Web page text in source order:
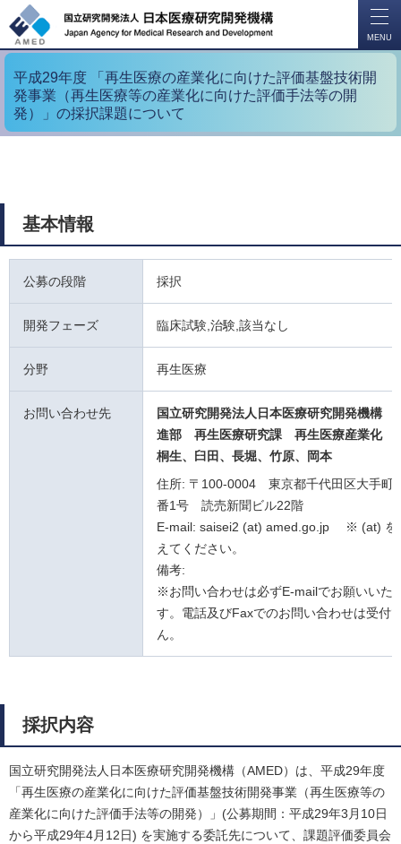
MENU
平成29年度 「再生医療の産業化に向けた評価基盤技術開
発事業（再生医療等の産業化に向けた評価手法等の開
発）」の採択課題について
基本情報
公募の段階 採択
開発フェーズ 臨床試験,治験,該当なし
分野 再生医療
お問い合わせ先
国立研究開発法人日本医療研究開発機構
進部 再生医療研究課
再生医療産業化
桐生、臼田、長堀、竹原、岡本
住所: 〒100-0004 東京都千代田区大手町
番1号 読売新聞ビル22階
E-mail: saisei2 (at) amed.go.jp ※ (at) を
えてください。
備考:
※お問い合わせは必ずE-mailでお願いいた
す。電話及びFaxでのお問い合わせは受付
ん。
採択内容
国立研究開発法人日本医療研究開発機構（AMED）は、平成29年度
「再生医療の産業化に向けた評価基盤技術開発事業（再生医療等の
産業化に向けた評価手法等の開発）」(公募期間：平成29年3月10日
から平成29年4月12日) を実施する委託先について、課題評価委員会